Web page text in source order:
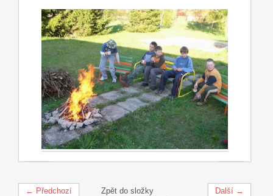
← Předchozí Další →
Zpět do složky